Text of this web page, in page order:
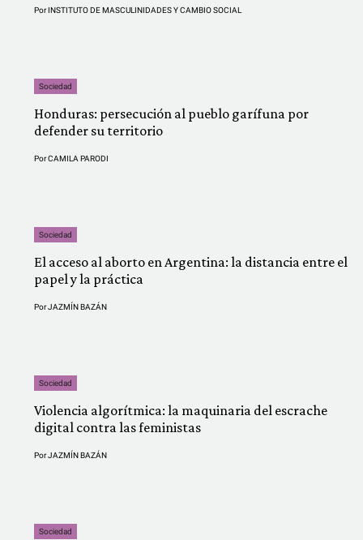
PorINSTITUTO DE MASCULINIDADES Y CAMBIO SOCIAL
Sociedad
Honduras: persecución al pueblo garífuna por
defender su territorio
PorCAMILA PARODI
Sociedad
El acceso al aborto en Argentina: la distancia entre el
papel y la práctica
PorJAZMÍN BAZÁN
Sociedad
Violencia algorítmica: la maquinaria del escrache
digital contra las feministas
PorJAZMÍN BAZÁN
Sociedad